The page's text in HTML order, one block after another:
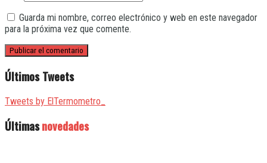
Guarda mi nombre, correo electrónico y web en este navegador
para la próxima vez que comente.
Últimos Tweets
Tweets by ElTermometro_
Últimasnovedades